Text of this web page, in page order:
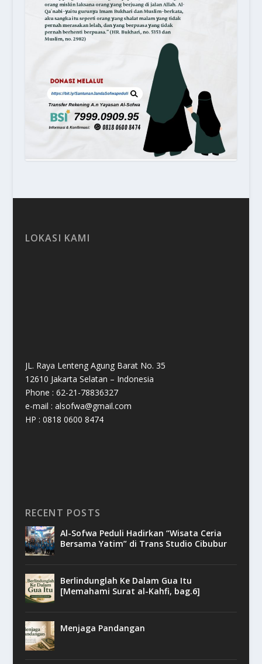
LOKASI KAMI
JL. Raya Lenteng Agung Barat No. 35
12610 Jakarta Selatan – Indonesia
Phone : 62-21-78836327
e-mail : alsofwa@gmail.com
HP : 0818 0600 8474
RECENT POSTS
Al-Sofwa Peduli Hadirkan “Wisata Ceria
Bersama Yatim” di Trans Studio Cibubur
Berlindunglah Ke Dalam Gua Itu
[Memahami Surat al-Kahfi, bag.6]
Menjaga Pandangan